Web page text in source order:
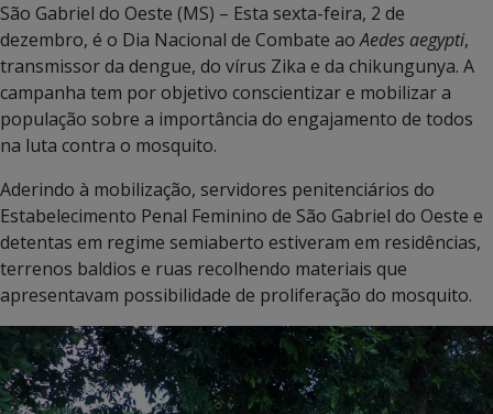
São Gabriel do Oeste (MS) – Esta sexta-feira, 2 de
dezembro, é o Dia Nacional de Combate aoAedes aegypti,
transmissor da dengue, do vírus Zika e da chikungunya. A
campanha tem por objetivo conscientizar e mobilizar a
população sobre a importância do engajamento de todos
na luta contra o mosquito.
Aderindo à mobilização, servidores penitenciários do
Estabelecimento Penal Feminino de São Gabriel do Oeste e
detentas em regime semiaberto estiveram em residências,
terrenos baldios e ruas recolhendo materiais que
apresentavam possibilidade de proliferação do mosquito.